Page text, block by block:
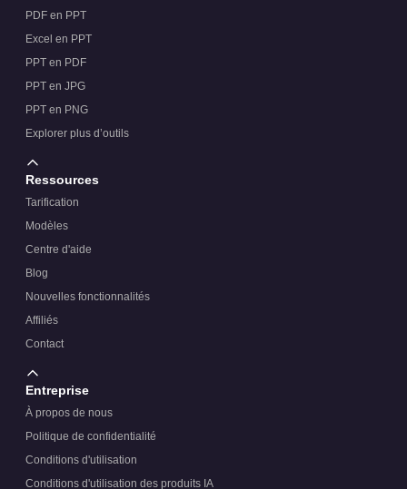
PDF en PPT
Excel en PPT
PPT en PDF
PPT en JPG
PPT en PNG
Explorer plus d’outils
Ressources
Tarification
Modèles
Centre d'aide
Blog
Nouvelles fonctionnalités
Affiliés
Contact
Entreprise
À propos de nous
Politique de confidentialité
Conditions d'utilisation
Conditions d'utilisation des produits IA